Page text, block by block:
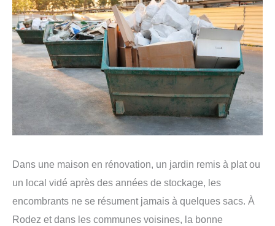
Dans une maison en rénovation, un jardin remis à plat ou
un local vidé après des années de stockage, les
encombrants ne se résument jamais à quelques sacs. À
Rodez et dans les communes voisines, la bonne